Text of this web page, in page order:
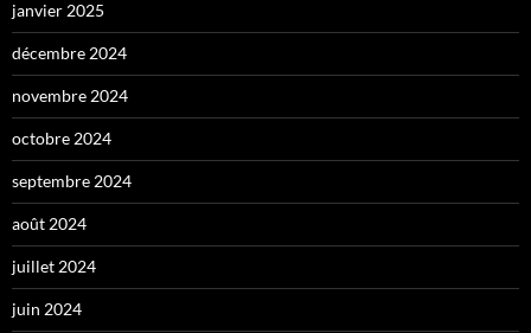
janvier 2025
décembre 2024
novembre 2024
octobre 2024
septembre 2024
août 2024
juillet 2024
juin 2024